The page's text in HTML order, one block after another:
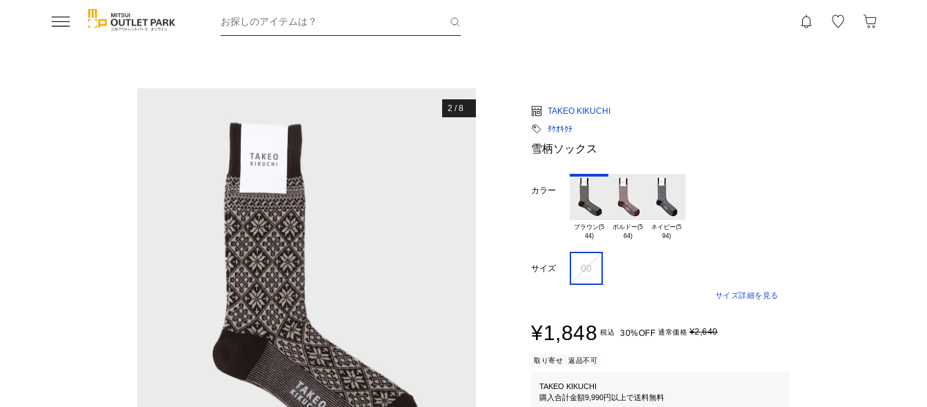
お探しのアイテムは？
2 /8
TAKEO KIKUCHI
ﾀｹｵｷｸﾁ
雪柄ソックス
カラー
ブラウン(5
44)
ボルドー(5
64)
ネイビー(5
94)
サイズ 00
サイズ詳細を見る
¥1,848 税込 30%OFF 通常価格¥2,640
取り寄せ 返品不可
TAKEO KIKUCHI
購入合計金額9,990円以上で送料無料